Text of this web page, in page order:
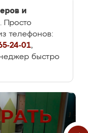
и
Просто
телефонов:
24-01,
быстро